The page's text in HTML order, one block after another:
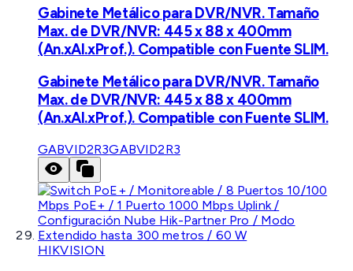
Gabinete Metálico para DVR/NVR. Tamaño
Max. de DVR/NVR: 445 x 88 x 400mm
(An.xAl.xProf.). Compatible con Fuente SLIM.
Gabinete Metálico para DVR/NVR. Tamaño
Max. de DVR/NVR: 445 x 88 x 400mm
(An.xAl.xProf.). Compatible con Fuente SLIM.
GABVID2R3GABVID2R3
HIKVISION